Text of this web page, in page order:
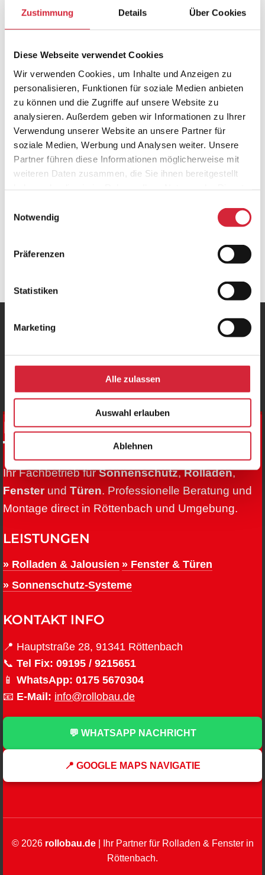
Zustimmung Details Über Cookies
Diese Webseite verwendet Cookies
Wir verwenden Cookies, um Inhalte und Anzeigen zu
personalisieren, Funktionen für soziale Medien anbieten
zu können und die Zugriffe auf unsere Website zu
analysieren. Außerdem geben wir Informationen zu Ihrer
Verwendung unserer Website an unsere Partner für
soziale Medien, Werbung und Analysen weiter. Unsere
Partner führen diese Informationen möglicherweise mit
weiteren Daten zusammen, die Sie ihnen bereitgestellt
Notwendig
Präferenzen
Statistiken
Marketing
Alle zulassen
Auswahl erlauben
Ablehnen
weiterführende Infos
Beitragsnavigation
Beitrag
Nächster
Beitrag
Urlaub Daheim – Lassen Sie sich im WAREMA Podcast
Hauptstrasse 28
91341Röttenbach
MRG GECK
Ihr Fachbetrieb fürSonnenschutz,Rolladen,
Fenster und Türen. Professionelle Beratung und
Montage direct in Röttenbach und Umgebung.
LEISTUNGEN
» Rolladen & Jalousien » Fenster & Türen
» Sonnenschutz-Systeme
KONTAKT INFO
📍 Hauptstraße 28, 91341 Röttenbach
📞 Tel Fix: 09195 / 9215651
📱 WhatsApp: 0175 5670304
📧 E-Mail: info@rollobau.de
💬 WHATSAPP NACHRICHT
📍 GOOGLE MAPS NAVIGATIE
© 2026 rollobau.de| Ihr Partner für Rolladen & Fenster in
Röttenbach.